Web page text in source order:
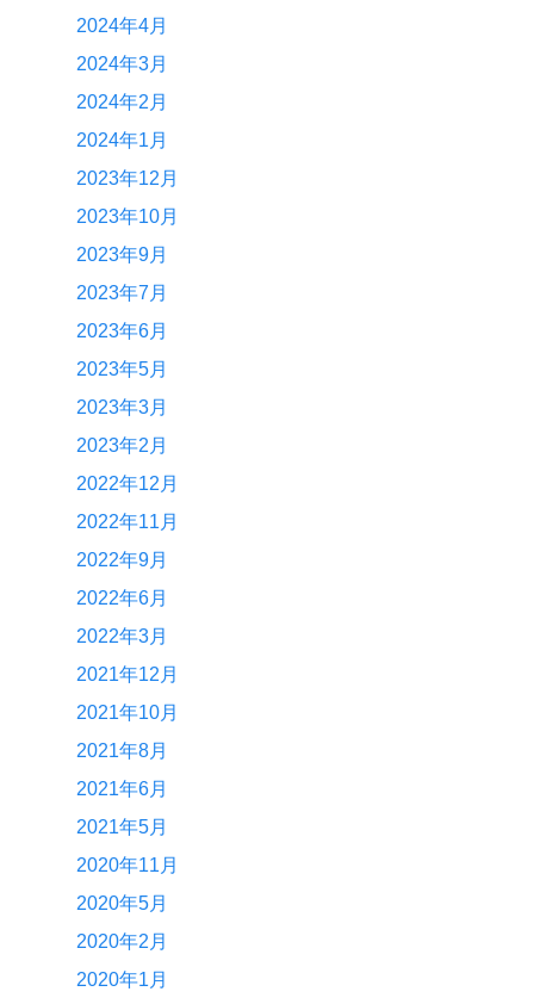
2024年4月
2024年3月
2024年2月
2024年1月
2023年12月
2023年10月
2023年9月
2023年7月
2023年6月
2023年5月
2023年3月
2023年2月
2022年12月
2022年11月
2022年9月
2022年6月
2022年3月
2021年12月
2021年10月
2021年8月
2021年6月
2021年5月
2020年11月
2020年5月
2020年2月
2020年1月